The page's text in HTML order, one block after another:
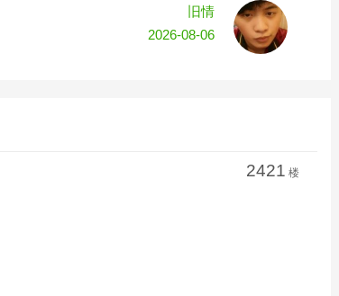
旧情
2026-08-06
2421 楼